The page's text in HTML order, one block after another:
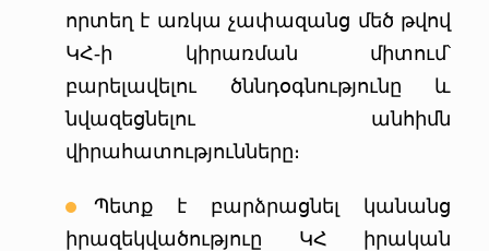
որտեղ է առկա չափազանց մեծ թվով
ԿՀ-ի կիրառման միտում՝
բարելավելու ծննդօգնությունը և
նվազեցնելու անհիմն
վիրահատությունները։
Պետք է բարձրացնել կանանց
իրազեկվածություը ԿՀ իրական